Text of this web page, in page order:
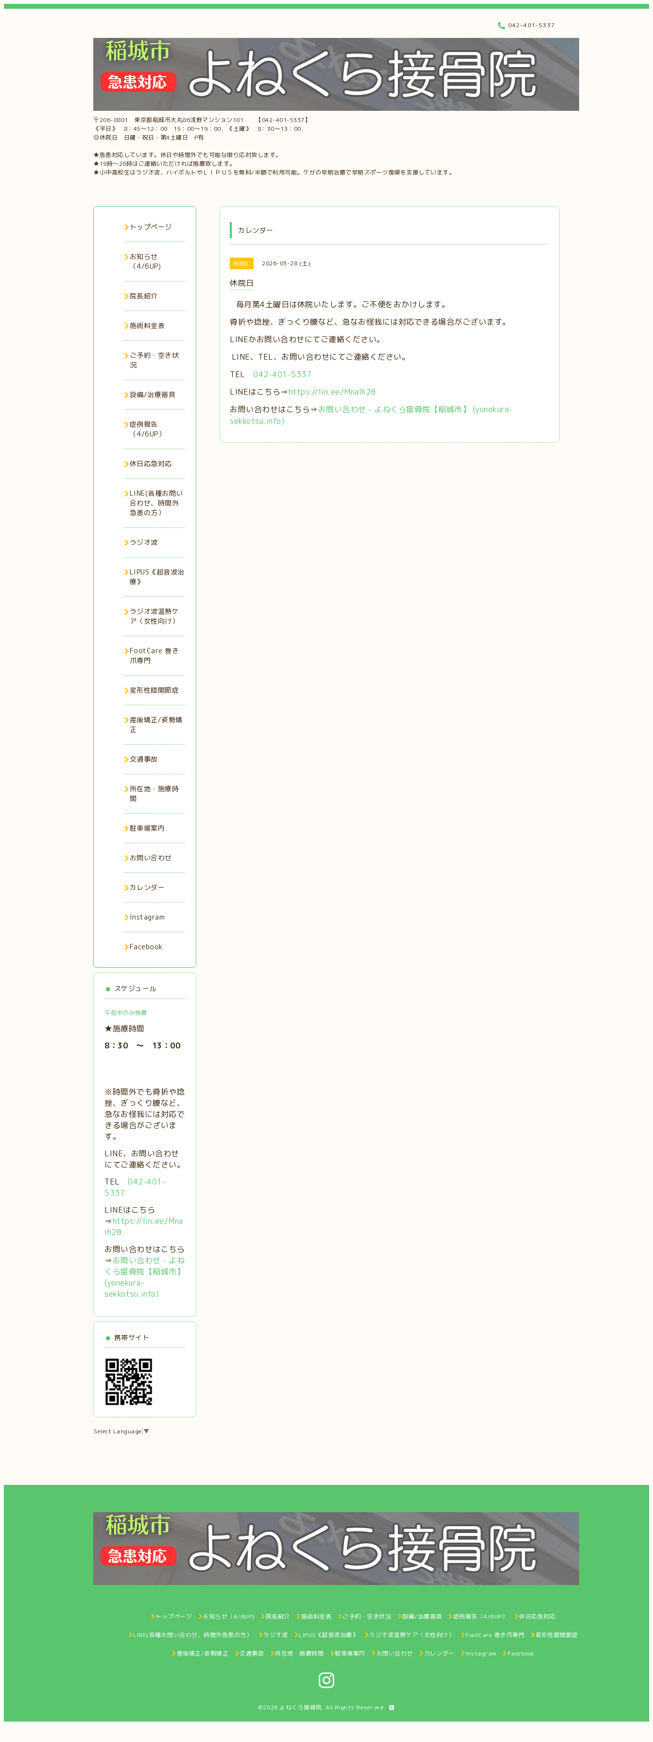
〒206-0801 東京都稲城市大丸86浅野マンション101 【042-401-5337】
《平日》 8：45～12：00 15：00～19：00 《土曜》 8：30～13：00
◎休院日 日曜・祝日・第4土曜日 P有
★急患対応しています。休日や時間外でも可能な限り応対致します。
★19時～20時はご連絡いただければ施療致します。
★小中高校生はラジオ波、ハイボルトやＬＩＰＵＳを無料/半額で利用可能。ケガの早期治療で早期スポーツ復帰を支援しています。
042-401-5337
カレンダー
休院日 2026-03-28 (土)
休院日
毎月第4土曜日は休院いたします。ご不便をおかけします。
骨折や捻挫、ぎっくり腰など、急なお怪我には対応できる場合がございます。
LINEかお問い合わせにてご連絡ください。
LINE、TEL、お問い合わせにてご連絡ください。
TEL 042-401-5337
LINEはこちら⇒https://lin.ee/MnaIh2B
お問い合わせはこちら⇒お問い合わせ - よねくら接骨院【稲城市】 (yonekura-
sekkotsu.info)
トップページ
お知らせ
（4/6UP)
院長紹介
施術料金表
ご予約・空き状
況
設備/治療器具
症例報告
（4/6UP）
休日応急対応
LINE(各種お問い
合わせ、時間外
急患の方）
ラジオ波
LIPUS《超音波治
療》
ラジオ波温熱ケ
ア（女性向け）
FootCare 巻き
爪専門
変形性膝関節症
産後矯正/姿勢矯
正
交通事故
所在地・施療時
間
駐車場案内
お問い合わせ
カレンダー
Instagram
Facebook
スケジュール
午前中のみ施療
★施療時間
8：30 ～ 13：00
※時間外でも骨折や捻
挫、ぎっくり腰など、
急なお怪我には対応で
きる場合がございま
す。
LINE、お問い合わせ
にてご連絡ください。
TEL 042-401-
5337
LINEはこちら
⇒https://lin.ee/Mna
Ih2B
お問い合わせはこちら
⇒お問い合わせ - よね
くら接骨院【稲城市】
(yonekura-
sekkotsu.info)
携帯サイト
Select Language ▼
トップページ お知らせ（4/6UP) 院長紹介 施術料金表 ご予約・空き状況 設備/治療器具 症例報告（4/6UP） 休日応急対応
LINE(各種お問い合わせ、時間外急患の方） ラジオ波 LIPUS《超音波治療》 ラジオ波温熱ケア（女性向け） FootCare 巻き爪専門 変形性膝関節症
産後矯正/姿勢矯正 交通事故 所在地・施療時間 駐車場案内 お問い合わせ カレンダー Instagram Facebook
©2026 よねくら接骨院. All Rights Reserved.